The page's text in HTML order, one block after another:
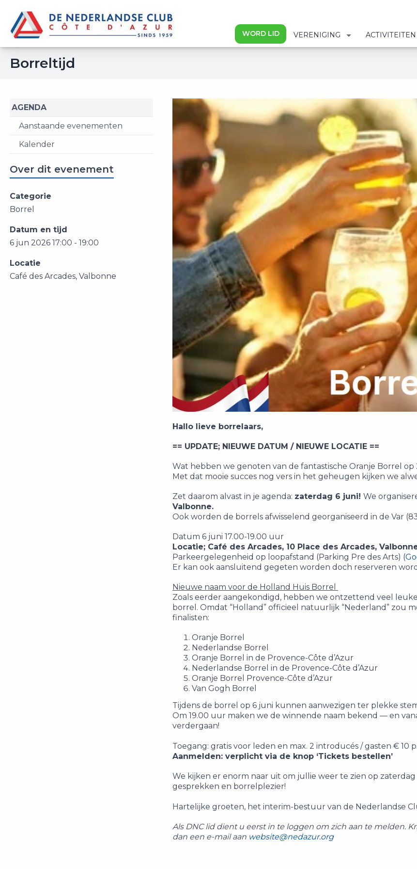
WORD LID VERENIGING ACTIVITEITEN
Borreltijd
AGENDA
Aanstaande evenementen
Kalender
Over dit evenement
Categorie
Borrel
Datum en tijd
6 jun 2026 17:00 - 19:00
Locatie
Café des Arcades, Valbonne
Hallo lieve borrelaars,
== UPDATE; NIEUWE DATUM / NIEUWE LOCATIE ==
Wat hebben we genoten van de fantastische Oranje Borrel
Met dat mooie succes nog vers in het geheugen kijken we
Zet daarom alvast in je agenda: zaterdag 6 juni! We
Valbonne.
Ook worden de borrels afwisselend georganiseerd in de Var
Datum 6 juni 17.00-19.00 uur
Locatie; Café des Arcades, 10 Place des Arcades,
Parkeergelegenheid op loopafstand (Parking Pre des Arts) (
Er kan ook aansluitend gegeten worden doch reserveren
Nieuwe naam voor de Holland Huis Borrel
Zoals eerder aangekondigd, hebben we ontzettend veel
borrel. Omdat “Holland” officieel natuurlijk “Nederland” zou
finalisten:
Oranje Borrel
Nederlandse Borrel
Oranje Borrel in de Provence-Côte d’Azur
Nederlandse Borrel in de Provence-Côte d’Azur
Oranje Borrel Provence-Côte d’Azur
Van Gogh Borrel
Tijdens de borrel op 6 juni kunnen aanwezigen ter plekke
Om 19.00 uur maken we de winnende naam bekend — en
verdergaan!
Toegang: gratis voor leden en max. 2 introducés / gasten € 10
Aanmelden: verplicht via de knop ‘Tickets bestellen’
We kijken er enorm naar uit om jullie weer te zien op
gesprekken en borrelplezier!
Hartelijke groeten, het interim-bestuur van de Nederlandse
Als DNC lid dient u eerst in te loggen om zich aan te melden.
dan een e-mail aan website@nedazur.org